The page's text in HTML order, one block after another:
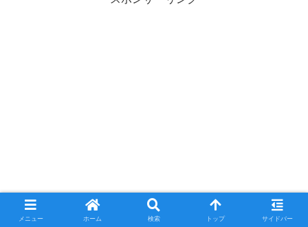
メニュー ホーム 検索 トップ サイドバー